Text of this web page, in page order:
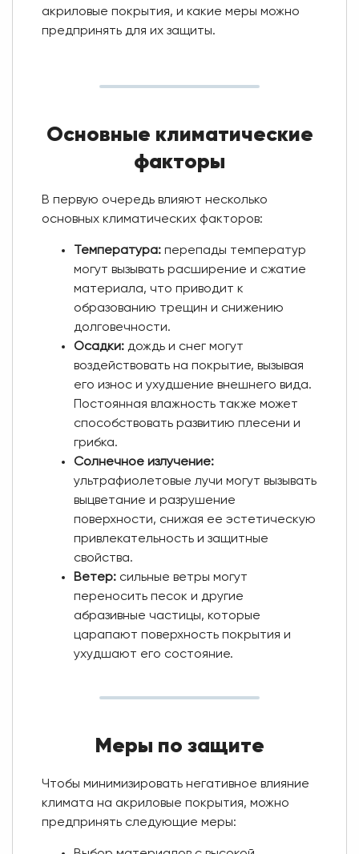
акриловые покрытия, и какие меры можно
предпринять для их защиты.
Основные климатические
факторы
В первую очередь влияют несколько
основных климатических факторов:
Температура:перепады температур
могут вызывать расширение и сжатие
материала, что приводит к
образованию трещин и снижению
долговечности.
Осадки:дождь и снег могут
воздействовать на покрытие, вызывая
его износ и ухудшение внешнего вида.
Постоянная влажность также может
способствовать развитию плесени и
грибка.
Солнечное излучение:
ультрафиолетовые лучи могут вызывать
выцветание и разрушение
поверхности, снижая ее эстетическую
привлекательность и защитные
свойства.
Ветер:сильные ветры могут
переносить песок и другие
абразивные частицы, которые
царапают поверхность покрытия и
ухудшают его состояние.
Меры по защите
Чтобы минимизировать негативное влияние
климата на акриловые покрытия, можно
предпринять следующие меры: